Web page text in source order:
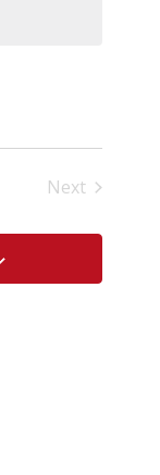
Next